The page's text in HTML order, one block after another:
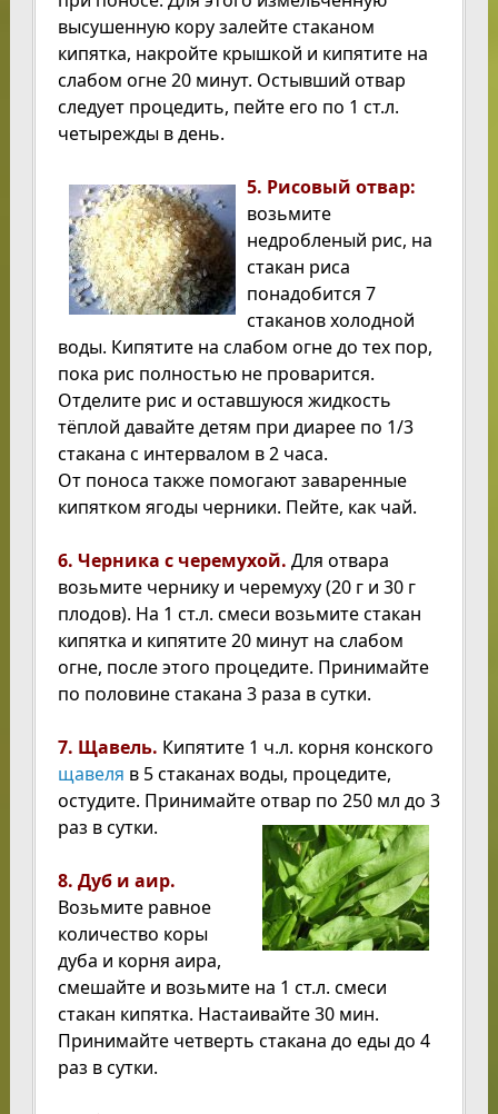
высушенную кору залейте стаканом
кипятка, накройте крышкой и кипятите на
слабом огне 20 минут. Остывший отвар
следует процедить, пейте его по 1 ст.л.
четырежды в день.
5. Рисовый отвар:
возьмите
недробленый рис, на
стакан риса
понадобится 7
стаканов холодной
воды. Кипятите на слабом огне до тех пор,
пока рис полностью не проварится.
Отделите рис и оставшуюся жидкость
тёплой давайте детям при диарее по 1/3
стакана с интервалом в 2 часа.
От поноса также помогают заваренные
кипятком ягоды черники. Пейте, как чай.
6. Черника с черемухой. Для отвара
возьмите чернику и черемуху (20 г и 30 г
плодов). На 1 ст.л. смеси возьмите стакан
кипятка и кипятите 20 минут на слабом
огне, после этого процедите. Принимайте
по половине стакана 3 раза в сутки.
7. Щавель. Кипятите 1 ч.л. корня конского
щавеля в 5 стаканах воды, процедите,
остудите. Принимайте отвар по 250 мл до 3
раз в сутки.
8. Дуб и аир.
Возьмите равное
количество коры
дуба и корня аира,
смешайте и возьмите на 1 ст.л. смеси
стакан кипятка. Настаивайте 30 мин.
Принимайте четверть стакана до еды до 4
раз в сутки.